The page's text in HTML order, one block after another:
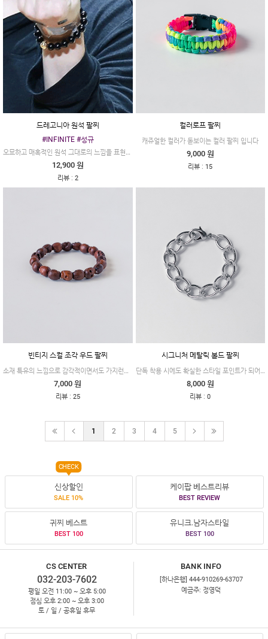
드레고니아 원석 팔찌
#INFINITE #성규
오묘하고 매혹적인 원석 그대로의 느낌을 표현한 팔찌에요~
12,900 원
리뷰: 2
컬러로프 팔찌
캐쥬얼한 컬러가 돋보이는 컬러 팔찌 입니다
9,000 원
리뷰 : 15
빈티지 스컬 조각 우드 팔찌
소재 특유의 느낌으로 감각적이면서도 가지런히 엮여있는 해골 장식이 유니크한 디자인이에요.
7,000 원
리뷰: 25
시그니처 메탈릭 볼드 팔찌
단독 착용 시에도 확실한 스타일 포인트가 되어줍니다.
8,000 원
리뷰 :0
1 2 3 4 5
신상할인
SALE 10%
CHECK
케이팝 베스트리뷰
BEST REVIEW
귀찌 베스트
BEST 100
유니크.남자스타일
BEST 100
CS CENTER
032-203-7602
평일 오전 11:00 ~ 오후 5:00
점심 오후 2:00 ~ 오후 3:00
토 / 일 / 공휴일 휴무
BANK INFO
[하나은행] 444-910269-63707
예금주: 정영덕